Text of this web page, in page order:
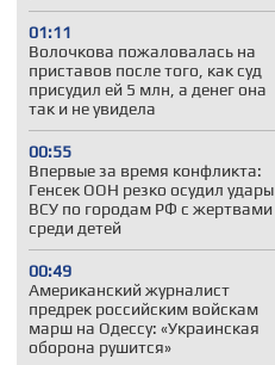
01:11
Волочкова пожаловалась на
приставов после того, как суд
присудил ей 5 млн, а денег она
так и не увидела
00:55
Впервые за время конфликта:
Генсек ООН резко осудил удары
ВСУ по городам РФ с жертвами
среди детей
00:49
Американский журналист
предрек российским войскам
марш на Одессу: «Украинская
оборона рушится»